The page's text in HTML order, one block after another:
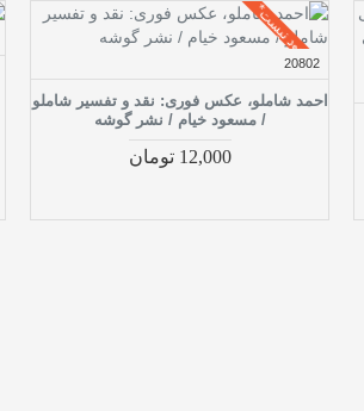
موجود نیست*
20802
احمد شاملو، عکس فوری: نقد و تفسیر شاملو
/ مسعود خیام / نشر گوشه
12,000 تومان